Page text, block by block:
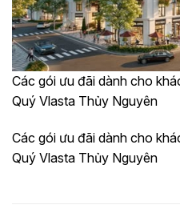
Các gói ưu đãi dành cho
Quý Vlasta Thủy Nguyên
Các gói ưu đãi dành cho
Quý Vlasta Thủy Nguyên